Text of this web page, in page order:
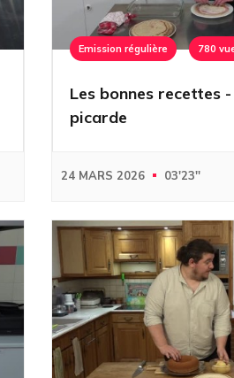
Emission régulière 780
Les bonnes recettes
picarde
24 MARS 2026 03'23''